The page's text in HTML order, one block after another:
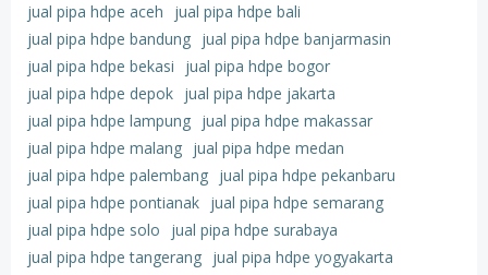
jual pipa hdpe aceh
jual pipa hdpe bali
jual pipa hdpe bandung jual pipa hdpe banjarmasin
jual pipa hdpe bekasi
jual pipa hdpe bogor
jual pipa hdpe depok jual pipa hdpe jakarta
jual pipa hdpe lampung jual pipa hdpe makassar
jual pipa hdpe malang jual pipa hdpe medan
jual pipa hdpe palembang jual pipa hdpe pekanbaru
jual pipa hdpe pontianak jual pipa hdpe semarang
jual pipa hdpe solo
jual pipa hdpe surabaya
jual pipa hdpe tangerang jual pipa hdpe yogyakarta